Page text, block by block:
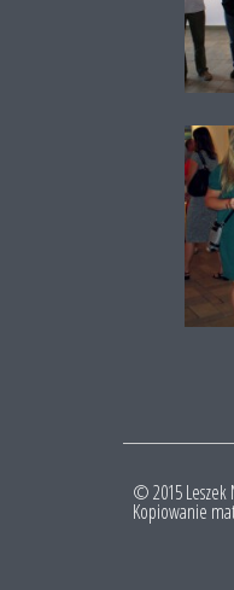
© 2015 Leszek
Kopiowanie